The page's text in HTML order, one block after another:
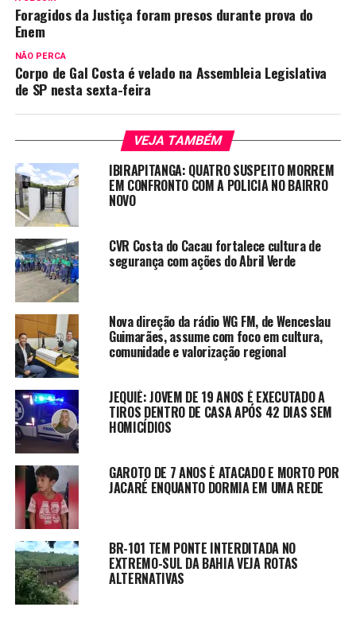
Foragidos da Justiça foram presos durante prova do
Enem
NÃO PERCA
Corpo de Gal Costa é velado na Assembleia Legislativa
de SP nesta sexta-feira
VEJA TAMBÉM
IBIRAPITANGA: QUATRO SUSPEITO MORREM
EM CONFRONTO COM A POLICIA NO BAIRRO
NOVO
CVR Costa do Cacau fortalece cultura de
segurança com ações do Abril Verde
Nova direção da rádio WG FM, de Wenceslau
Guimarães, assume com foco em cultura,
comunidade e valorização regional
JEQUIÉ: JOVEM DE 19 ANOS É EXECUTADO A
TIROS DENTRO DE CASA APÓS 42 DIAS SEM
HOMICÍDIOS
GAROTO DE 7 ANOS É ATACADO E MORTO POR
JACARÉ ENQUANTO DORMIA EM UMA REDE
BR-101 TEM PONTE INTERDITADA NO
EXTREMO-SUL DA BAHIA VEJA ROTAS
ALTERNATIVAS